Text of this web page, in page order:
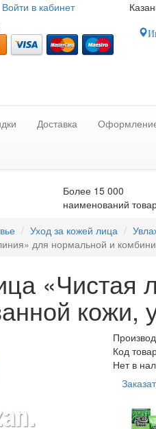
Войти в кабинет
Доставка
Более 15 000
наименований
Уход за кожей лица
для нормальной и
«Чистая
Код
Нет в